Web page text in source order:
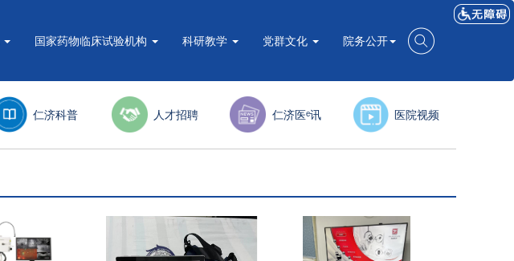
国家药物临床试验机构 科研教学 党群文化 院务公开
仁济科普 人才招聘 仁济医ᵉ讯 医院视频